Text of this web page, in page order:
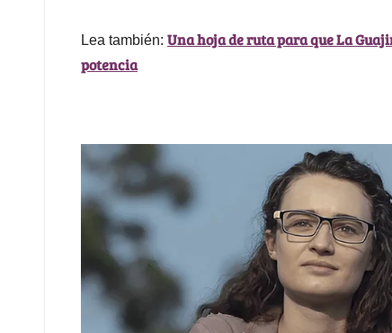
Lea también: Una hoja de ruta para que La
potencia